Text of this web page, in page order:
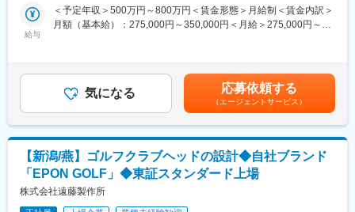
アップができる環境です。
ックス制度もあるため働きやすい環境です。
定期点検がメインで、緊急対応はほとんど発生しません。
・住宅手当（賃貸・持ち家対象 月3～4万円※規定有り）
・家族手当
・退職金制度など
■グループ会社の特徴
親会社である株式会社セントラルユニは、医療業界に貢献する老
■PACSとは
レントゲン、CT、MRIなどで撮影したデジタルデータを保存・管
■業務概要
医療機器、医療画像処理機器、医療画像ネットワークシステムの
設置および医療機関への保守サポートを担当する業務です。主に
医用画像処理機器、医用画像ネットワークシステムの設置、立ち
上げ、定期点検、トラブルシューティングなどの技術サポートを
行います。
■研修制度
入社後は、小田原の研修センターにて、機械の解体・組み立てな
どの基礎技術を学び、先輩社員とのOJTを通じて、現場での実務
給与
＜予定年収＞500万円～800万円＜賃金形態＞月給制＜賃金内訳＞
月額（基本給）：275,000円～350,000円＜月給＞275,000円～
歳/750万円(入社8年・経験11年、手当含)：月給37万円賃金はあく
までも目安の金額であり、選考を通じて上下する可能性がありま
す。月給(月額)は固定手当を含めた表記です。
気になる 応募依頼する
（エージェントサービス）
【新潟/燕】ゴルフクラブヘッドの設計◆自社ブランド
「EPON GOLF」◆東証スタンダード上場
株式会社遠藤製作所